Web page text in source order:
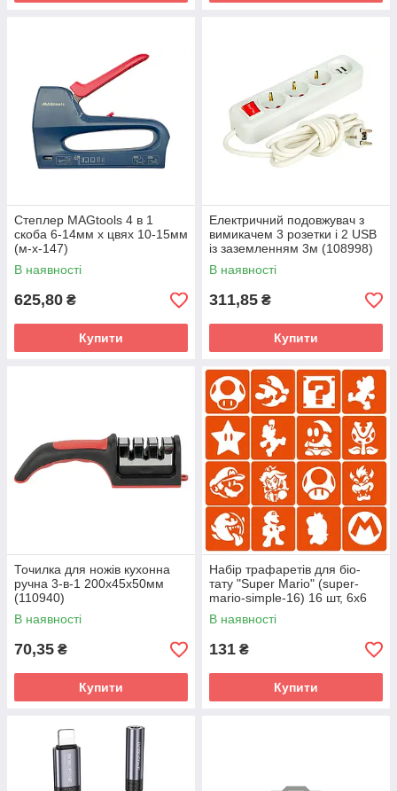
Степлер MAGtools 4 в 1
скоба 6-14мм x цвях 10-15мм
(м-х-147)
В наявності
625,80 ₴
Купити
Електричний подовжувач з
вимикачем 3 розетки і 2 USB
із заземленням 3м (108998)
В наявності
311,85 ₴
Купити
Точилка для ножів кухонна
ручна 3-в-1 200х45х50мм
(110940)
В наявності
70,35 ₴
Купити
Набір трафаретів для біо-
тату "Super Mario" (super-
mario-simple-16) 16 шт, 6х6
см
В наявності
131 ₴
Купити